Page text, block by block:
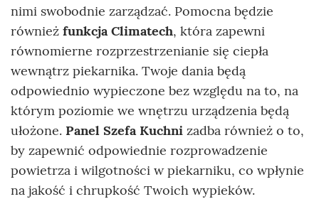
nimi swobodnie zarządzać. Pomocna będzie
również funkcja Climatech, która zapewni
równomierne rozprzestrzenianie się ciepła
wewnątrz piekarnika. Twoje dania będą
odpowiednio wypieczone bez względu na to, na
którym poziomie we wnętrzu urządzenia będą
ułożone. Panel Szefa Kuchni zadba również o to,
by zapewnić odpowiednie rozprowadzenie
powietrza i wilgotności w piekarniku, co wpłynie
na jakość i chrupkość Twoich wypieków.